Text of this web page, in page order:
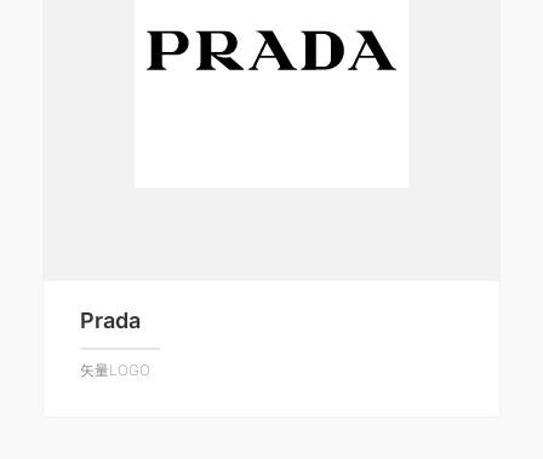
Prada
矢量LOGO